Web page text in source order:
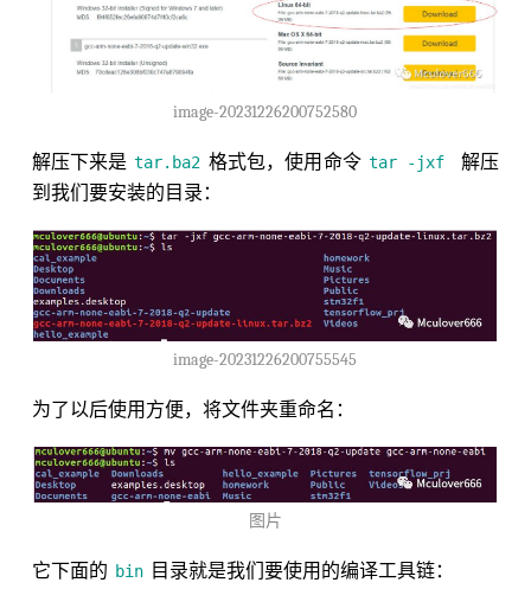
image-20231226200752580
解压下来是 tar.ba2 格式包，使用命令 tar -jxf
解压
到我们要安装的目录：
image-20231226200755545
为了以后使用方便，将文件夹重命名：
图片
它下面的 bin 目录就是我们要使用的编译工具链：